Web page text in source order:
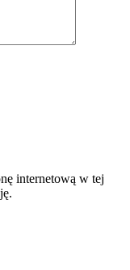
internetową w tej